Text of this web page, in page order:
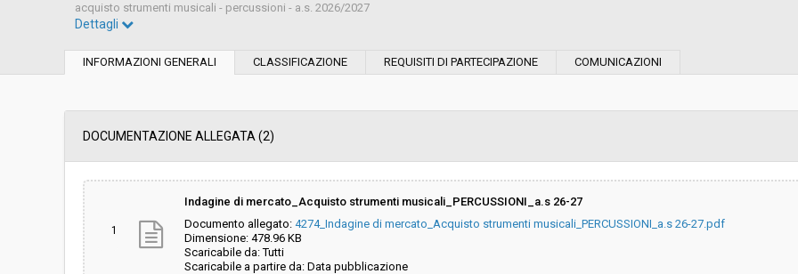
acquisto strumenti musicali - percussioni - a.s. 2026/2027
Svolgimento:
Importo a base di gara soggetto a
ribasso:
- Pubblicata da:
Costi di sicurezza non soggetti a
ribasso:
- Responsabile unico di progetto:
Dettagli
INFORMAZIONI GENERALI CLASSIFICAZIONE REQUISITI DI PARTECIPAZIONE COMUNICAZIONI
DOCUMENTAZIONE ALLEGATA (2)
1
Indagine di mercato_Acquisto strumenti musicali_PERCUSSIONI_a.s 26-27
Documento allegato: 4274_Indagine di mercato_Acquisto strumenti musicali_PERCUSSIONI_a.s 26-27.pdf
Dimensione: 478.96 KB
Scaricabile da: Tutti
Scaricabile a partire da: Data pubblicazione